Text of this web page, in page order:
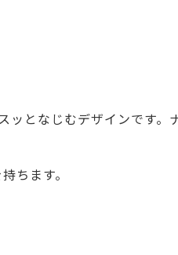
となじむデザインです
ちます。